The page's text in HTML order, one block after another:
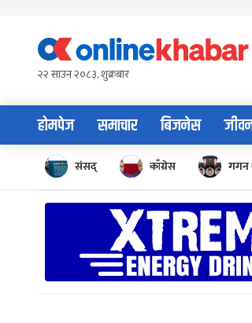
content२२ साउन २०८३, शुक्रबार
होमपेज समाचार बिजनेस
संसद् काँग्रेस गगन